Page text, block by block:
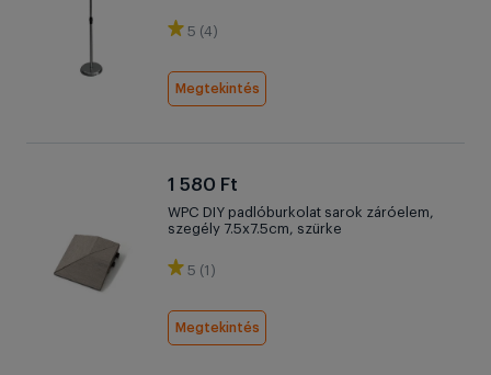
5 (4)
Megtekintés
1 580 Ft
WPC DIY padlóburkolat sarok záróelem,
szegély 7.5x7.5cm, szürke
5 (1)
Megtekintés